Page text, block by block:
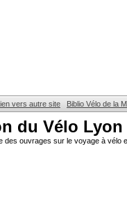
vers autre site Biblio Vélo de la
du Vélo Lyon
des ouvrages sur le voyage à